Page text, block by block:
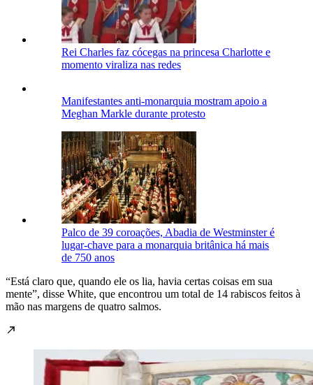
Rei Charles faz cócegas na princesa Charlotte e
momento viraliza nas redes
Manifestantes anti-monarquia mostram apoio a
Meghan Markle durante protesto
Palco de 39 coroações, Abadia de Westminster é
lugar-chave para a monarquia britânica há mais
de 750 anos
“Está claro que, quando ele os lia, havia certas coisas em sua
mente”, disse White, que encontrou um total de 14 rabiscos feitos à
mão nas margens de quatro salmos.